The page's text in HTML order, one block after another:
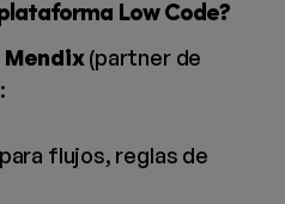
Low Code?
Mendix(partner de
flujos, reglas de